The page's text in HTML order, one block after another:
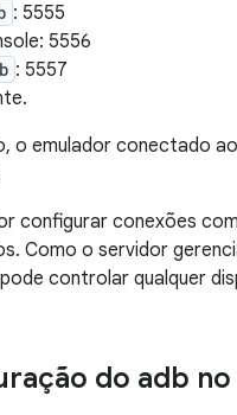
: 5555
5556
: 5557
o emulador conectado ao
configurar conexões
Como o servidor
controlar qualquer
do adb